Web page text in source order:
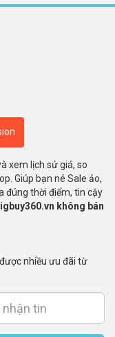
xem lịch sử giá, so
Giúp bạn né Sale ảo,
đúng thời điểm, tin cậy
không bán
nhiều ưu đãi từ